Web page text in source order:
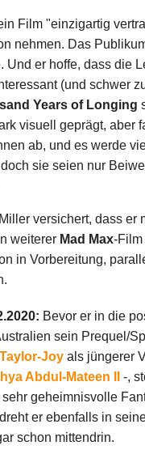
Film "einzigartig
nehmen. Das
Und er hoffe, dass die
(und schwer
Years of Longing
visuell geprägt, aber
ab, und es werde
sie seien nur
versichert, dass er
weiterer Mad Max-Film
in Vorbereitung,
Bevor er in die
sein Prequel/
Joy als jüngerer
Abdul-Mateen II
-,
geheimnisvolle
er ebenfalls in
schon mittendrin.